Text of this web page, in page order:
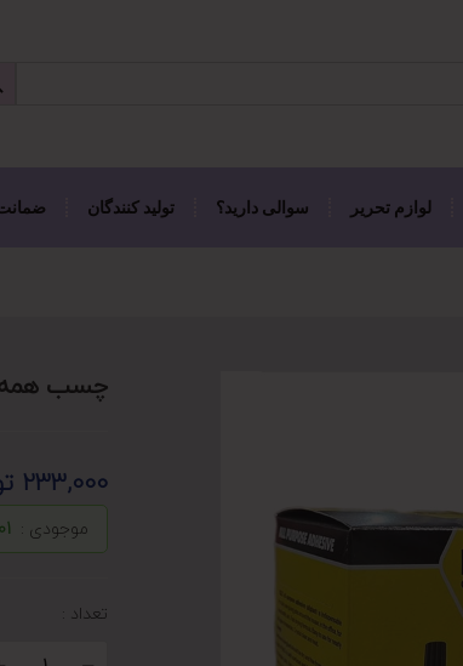
لوازم تحریر سوالی دارید؟ تولید کنندگان
چسب همه
233,000
موجودی : 201
تعداد :